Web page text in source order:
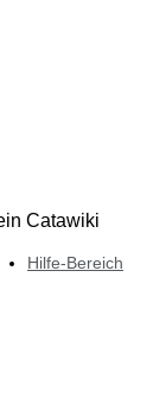
Catawiki
Hilfe-Bereich